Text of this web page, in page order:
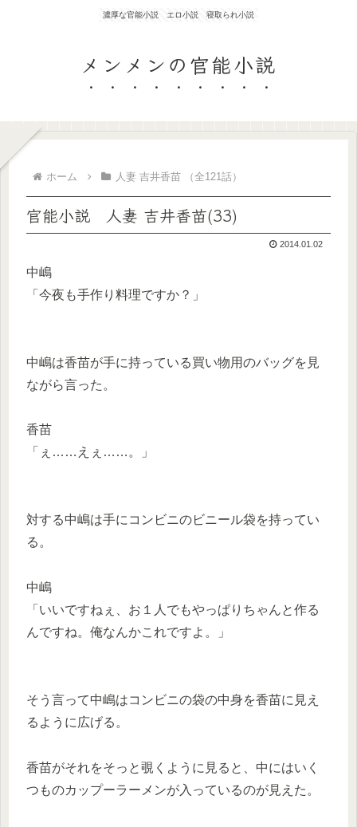
濃厚な官能小説 エロ小説 寝取られ小説
メンメンの官能小説
ホーム 人妻 吉井香苗 （全121話）
官能小説 人妻 吉井香苗(33)
2014.01.02
中嶋
「今夜も手作り料理ですか？」
中嶋は香苗が手に持っている買い物用のバッグを見
ながら言った。
香苗
「ぇ……えぇ……。」
対する中嶋は手にコンビニのビニール袋を持ってい
る。
中嶋
「いいですねぇ、お１人でもやっぱりちゃんと作る
んですね。俺なんかこれですよ。」
そう言って中嶋はコンビニの袋の中身を香苗に見え
るように広げる。
香苗がそれをそっと覗くように見ると、中にはいく
つものカップーラーメンが入っているのが見えた。